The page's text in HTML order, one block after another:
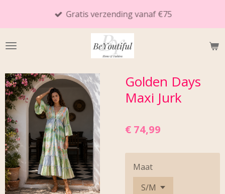
de
Gratis verzending vanaf €75
Golden Days
Maxi Jurk
€ 74,99
Maat